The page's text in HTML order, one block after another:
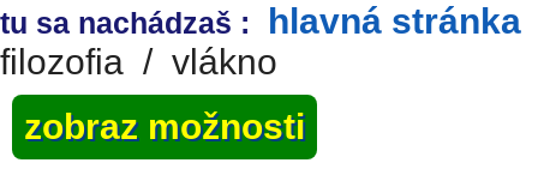
tu sa nachádzaš : hlavná stránka
filozofia / vlákno
zobraz možnosti